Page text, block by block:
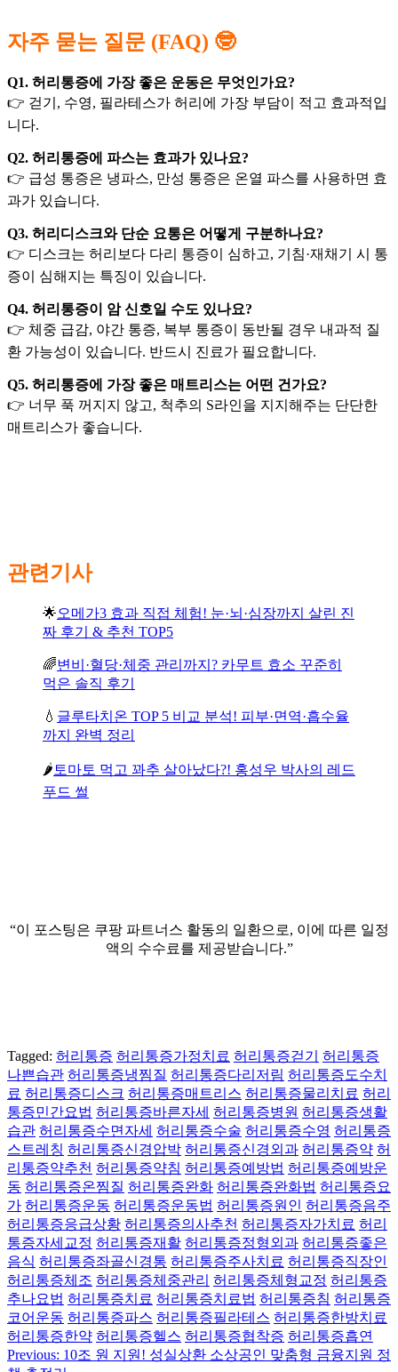
자주 묻는 질문 (FAQ) 🤓
Q1. 허리통증에 가장 좋은 운동은 무엇인가요?
👉 걷기, 수영, 필라테스가 허리에 가장 부담이 적고 효과적입
니다.
Q2. 허리통증에 파스는 효과가 있나요?
👉 급성 통증은 냉파스, 만성 통증은 온열 파스를 사용하면 효
과가 있습니다.
Q3. 허리디스크와 단순 요통은 어떻게 구분하나요?
👉 디스크는 허리보다 다리 통증이 심하고, 기침·재채기 시 통
증이 심해지는 특징이 있습니다.
Q4. 허리통증이 암 신호일 수도 있나요?
👉 체중 급감, 야간 통증, 복부 통증이 동반될 경우 내과적 질
환 가능성이 있습니다. 반드시 진료가 필요합니다.
Q5. 허리통증에 가장 좋은 매트리스는 어떤 건가요?
👉 너무 푹 꺼지지 않고, 척추의 S라인을 지지해주는 단단한
매트리스가 좋습니다.
관련기사
🌟오메가3 효과 직접 체험! 눈·뇌·심장까지 살린 진
짜 후기 & 추천 TOP5
🌈변비·혈당·체중 관리까지? 카무트 효소 꾸준히
먹은 솔직 후기
💧 글루타치온 TOP 5 비교 분석! 피부·면역·흡수율
까지 완벽 정리
🌶️ 토마토 먹고 꽈추 살아났다?! 홍성우 박사의 레드
푸드 썰
“이 포스팅은 쿠팡 파트너스 활동의 일환으로, 이에 따른 일정
액의 수수료를 제공받습니다.”
Tagged: 허리통증 허리통증가정치료 허리통증걷기
허리통증
나쁜습관 허리통증냉찜질 허리통증다리저림 허리통증도수치
료 허리통증디스크 허리통증매트리스 허리통증물리치료 허리
통증민간요법 허리통증바른자세 허리통증병원 허리통증생활
습관 허리통증수면자세 허리통증수술 허리통증수영 허리통증
스트레칭 허리통증신경압박 허리통증신경외과 허리통증약 허
리통증약추천 허리통증약침 허리통증예방법 허리통증예방운
동 허리통증온찜질 허리통증완화 허리통증완화법 허리통증요
가 허리통증운동 허리통증운동법 허리통증원인 허리통증음주
허리통증응급상황 허리통증의사추천 허리통증자가치료 허리
통증자세교정 허리통증재활 허리통증정형외과 허리통증좋은
음식 허리통증좌골신경통 허리통증주사치료 허리통증직장인
허리통증체조 허리통증체중관리 허리통증체형교정 허리통증
추나요법 허리통증치료 허리통증치료법 허리통증침 허리통증
코어운동 허리통증파스 허리통증필라테스 허리통증한방치료
허리통증한약 허리통증헬스 허리통증협착증 허리통증흡연
글
Previous: 10조 원 지원! 성실상환 소상공인 맞춤형 금융지원 정